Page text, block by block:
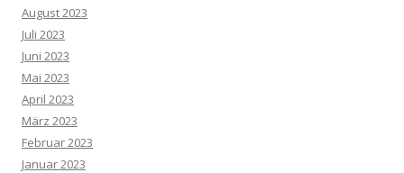
August 2023
Juli 2023
Juni 2023
Mai 2023
April 2023
März 2023
Februar 2023
Januar 2023